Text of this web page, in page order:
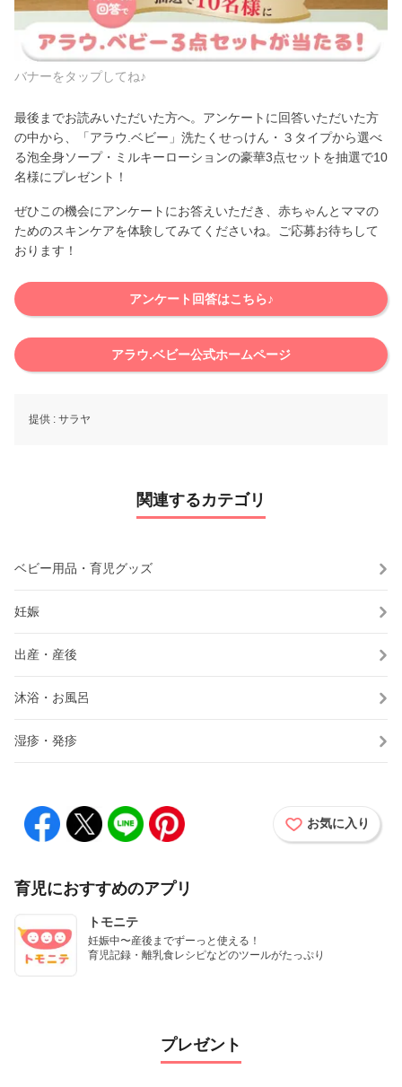
バナーをタップしてね♪
最後までお読みいただいた方へ。アンケートに回答いただいた方
の中から、「アラウ.ベビー」洗たくせっけん・３タイプから選べ
る泡全身ソープ・ミルキーローションの豪華3点セットを抽選で10
名様にプレゼント！
ぜひこの機会にアンケートにお答えいただき、赤ちゃんとママの
ためのスキンケアを体験してみてくださいね。ご応募お待ちして
おります！
アンケート回答はこちら♪
アラウ.ベビー公式ホームページ
提供 : サラヤ
関連するカテゴリ
ベビー用品・育児グッズ
妊娠
出産・産後
沐浴・お風呂
湿疹・発疹
お気に入り
育児におすすめのアプリ
トモニテ
妊娠中〜産後までずーっと使える！
育児記録・離乳食レシピなどのツールがたっぷり
プレゼント